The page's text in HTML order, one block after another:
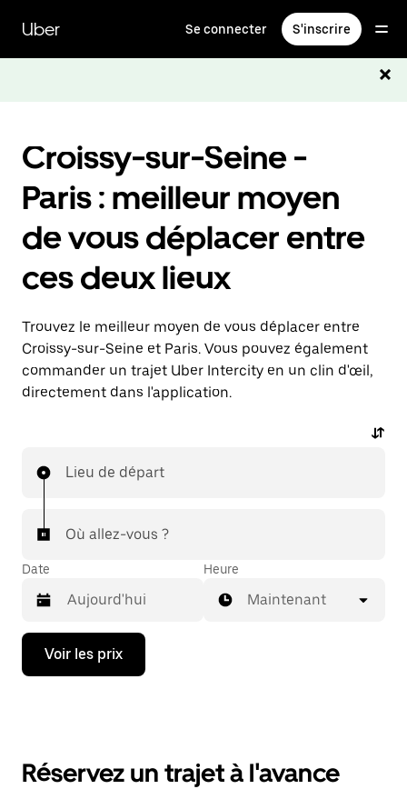
contenu
principal
Uber Se connecter S'inscrire
Croissy-sur-Seine -
Paris : meilleur moyen
de vous déplacer entre
ces deux lieux
Trouvez le meilleur moyen de vous déplacer entre
Croissy-sur-Seine et Paris. Vous pouvez également
commander un trajet Uber Intercity en un clin d'œil,
directement dans l'application.
Lieu de départ
Où allez-vous ?
Date
Appuyez
la
ouvrir
Heure
Maintenant
Voir les prix
Réservez un trajet à l'avance